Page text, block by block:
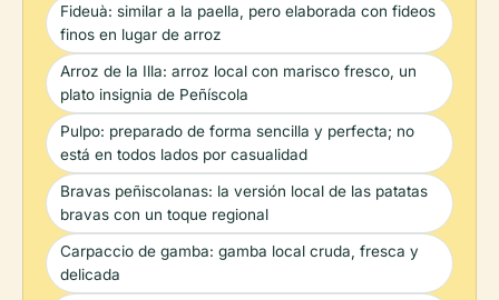
Fideuà: similar a la paella, pero elaborada con fideos
finos en lugar de arroz
Arroz de la Illa: arroz local con marisco fresco, un
plato insignia de Peñíscola
Pulpo: preparado de forma sencilla y perfecta; no
está en todos lados por casualidad
Bravas peñiscolanas: la versión local de las patatas
bravas con un toque regional
Carpaccio de gamba: gamba local cruda, fresca y
delicada